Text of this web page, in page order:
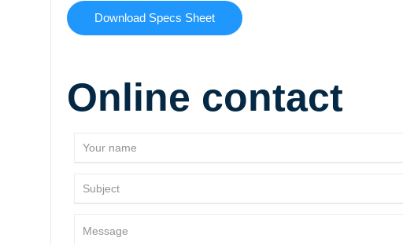
Download Specs Sheet
Online contact